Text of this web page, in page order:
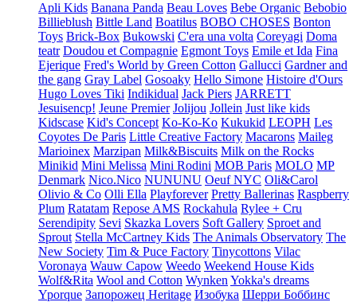
Apli Kids Banana Panda Beau Loves Bebe Organic Bebobio
Billieblush Bittle Land Boatilus BOBO CHOSES Bonton
Toys Brick-Box Bukowski C'era una volta Coreyagi Doma
teatr Doudou et Compagnie Egmont Toys Emile et Ida Fina
Ejerique Fred's World by Green Cotton Gallucci Gardner and
the gang Gray Label Gosoaky Hello Simone Histoire d'Ours
Hugo Loves Tiki Indikidual Jack Piers JARRETT
Jesuisencp! Jeune Premier Jolijou Jollein Just like kids
Kidscase Kid's Concept Ko-Ko-Ko Kukukid LEOPH Les
Coyotes De Paris Little Creative Factory Macarons Maileg
Marioinex Marzipan Milk&Biscuits Milk on the Rocks
Minikid Mini Melissa Mini Rodini MOB Paris MOLO MP
Denmark Nico.Nico NUNUNU Oeuf NYC Oli&Carol
Olivio & Co Olli Ella Playforever Pretty Ballerinas Raspberry
Plum Ratatam Repose AMS Rockahula Rylee + Cru
Serendipity Sevi Skazka Lovers Soft Gallery Sproet and
Sprout Stella McCartney Kids The Animals Observatory The
New Society Tim & Puce Factory Tinycottons Vilac
Voronaya Wauw Capow Weedo Weekend House Kids
Wolf&Rita Wool and Cotton Wynken Yokka's dreams
Yporque Запорожец Heritage Изобука Шерри Боббинс